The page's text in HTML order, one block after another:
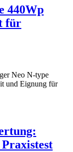
440Wp
für
Neo N-type
und Eignung für